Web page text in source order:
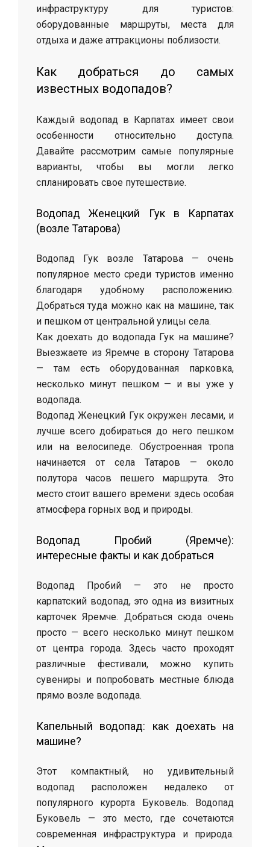
инфраструктуру для туристов:
оборудованные маршруты, места для
отдыха и даже аттракционы поблизости.
Как добраться до самых
известных водопадов?
Каждый водопад в Карпатах имеет свои
особенности относительно доступа.
Давайте рассмотрим самые популярные
варианты, чтобы вы могли легко
спланировать свое путешествие.
Водопад Женецкий Гук в Карпатах
(возле Татарова)
Водопад Гук возле Татарова — очень
популярное место среди туристов именно
благодаря удобному расположению.
Добраться туда можно как на машине, так
и пешком от центральной улицы села.
Как доехать до водопада Гук на машине?
Выезжаете из Яремче в сторону Татарова
— там есть оборудованная парковка,
несколько минут пешком — и вы уже у
водопада.
Водопад Женецкий Гук окружен лесами, и
лучше всего добираться до него пешком
или на велосипеде. Обустроенная тропа
начинается от села Татаров — около
полутора часов пешего маршрута. Это
место стоит вашего времени: здесь особая
атмосфера горных вод и природы.
Водопад Пробий (Яремче):
интересные факты и как добраться
Водопад Пробий — это не просто
карпатский водопад, это одна из визитных
карточек Яремче. Добраться сюда очень
просто — всего несколько минут пешком
от центра города. Здесь часто проходят
различные фестивали, можно купить
сувениры и попробовать местные блюда
прямо возле водопада.
Капельный водопад: как доехать на
машине?
Этот компактный, но удивительный
водопад расположен недалеко от
популярного курорта Буковель. Водопад
Буковель — это место, где сочетаются
современная инфраструктура и природа.